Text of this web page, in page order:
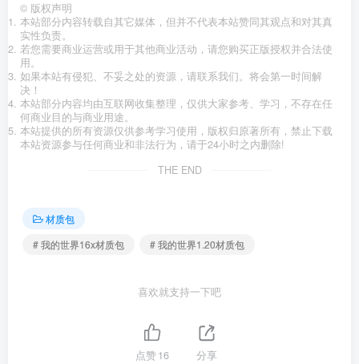
© 版权声明
本站部分内容转载自其它媒体，但并不代表本站赞同其观点和对其真
实性负责。
若您需要商业运营或用于其他商业活动，请您购买正版授权并合法使
用。
如果本站有侵犯、不妥之处的资源，请联系我们。将会第一时间解
决！
本站部分内容均由互联网收集整理，仅供大家参考、学习，不存在任
何商业目的与商业用途。
本站提供的所有资源仅供参考学习使用，版权归原著所有，禁止下载
本站资源参与任何商业和非法行为，请于24小时之内删除!
THE END
材质包
# 我的世界16x材质包
# 我的世界1.20材质包
喜欢就支持一下吧
点赞16 分享